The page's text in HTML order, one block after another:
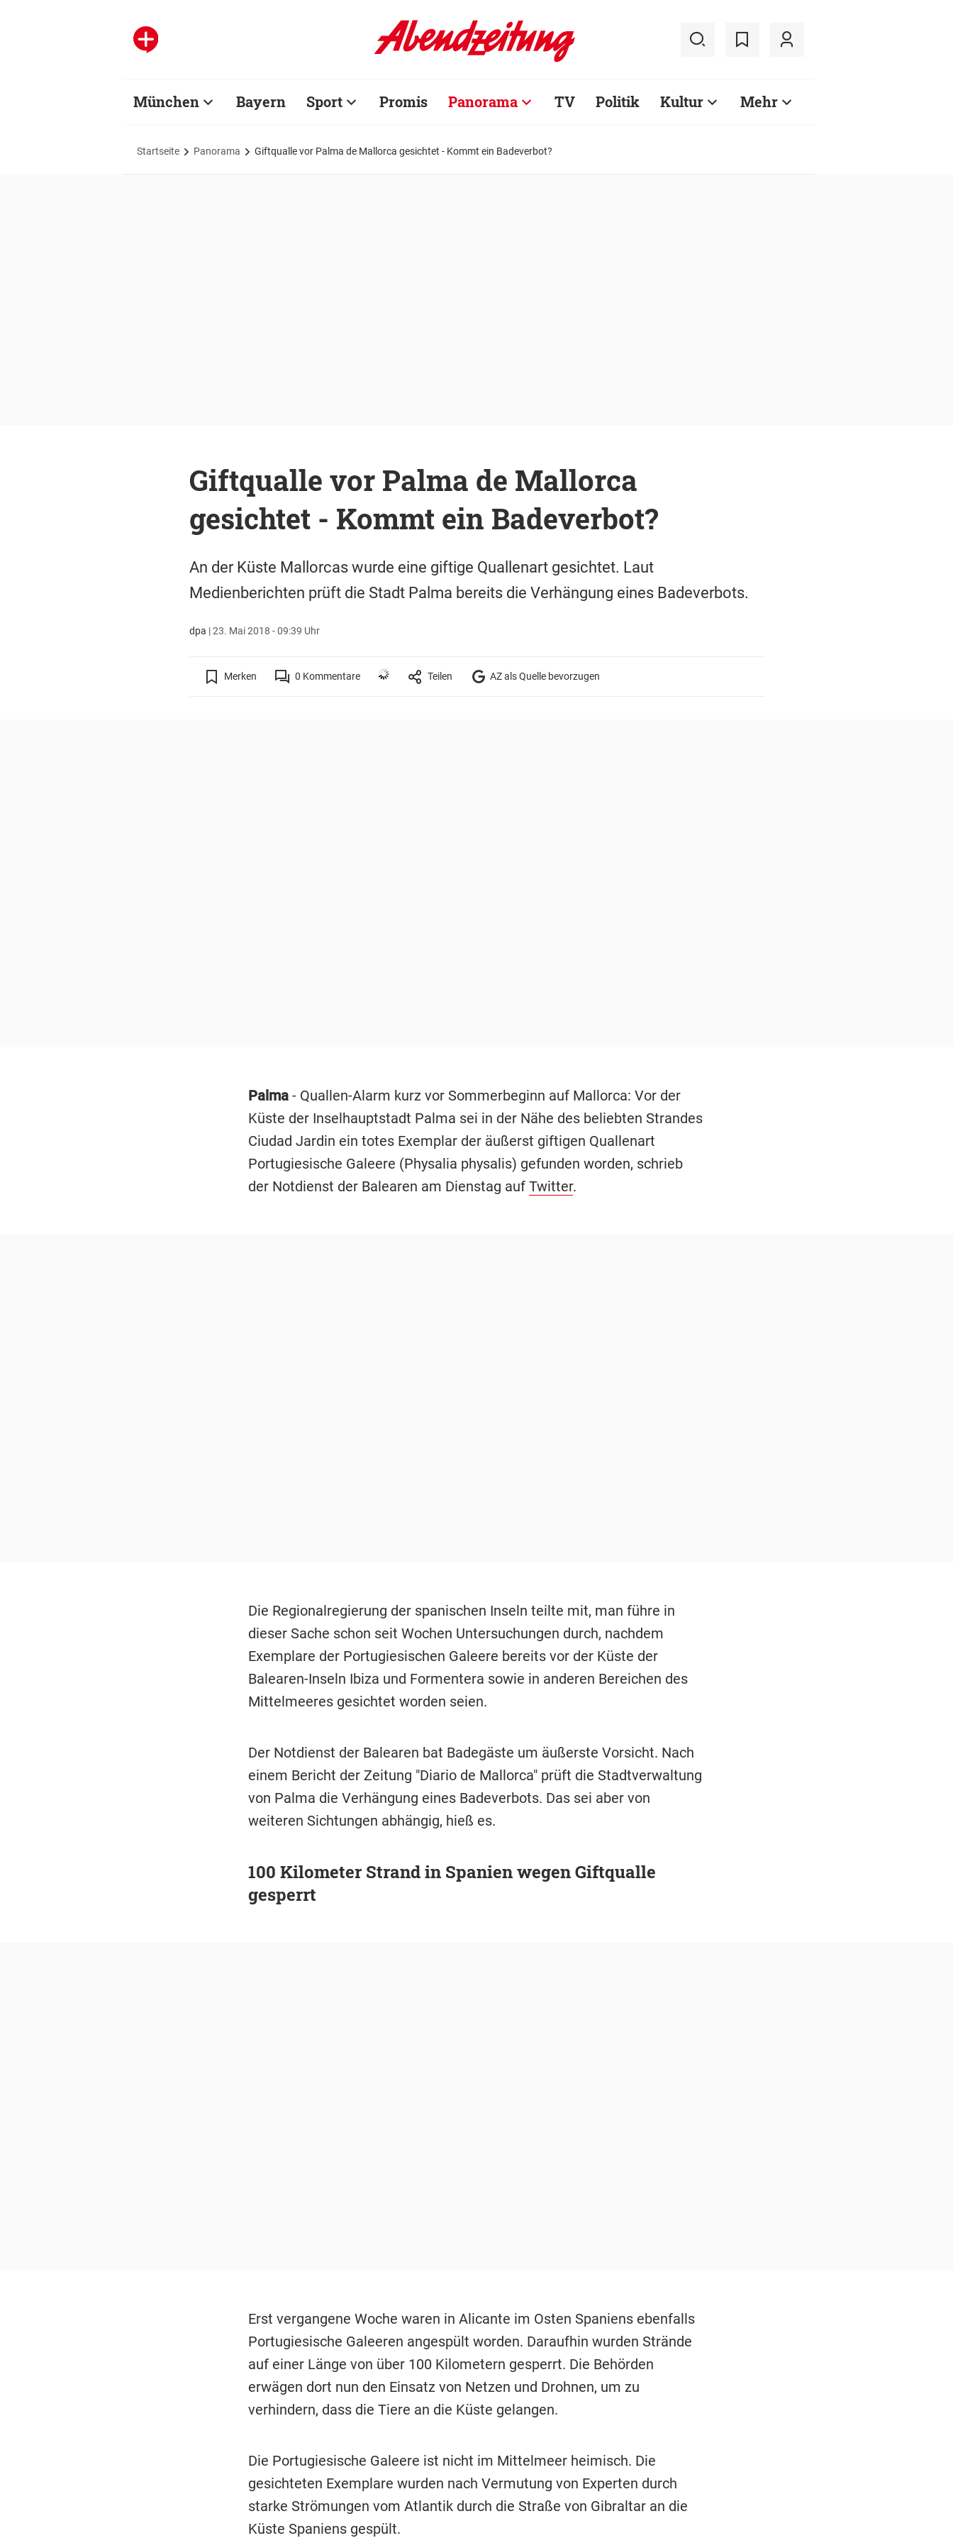
München Bayern Sport Promis Panorama TV Politik Kultur Mehr
Startseite Panorama Giftqualle vor Palma de Mallorca gesichtet - Kommt ein Badeverbot?
Giftqualle vor Palma de Mallorca
gesichtet - Kommt ein Badeverbot?
An der Küste Mallorcas wurde eine giftige Quallenart gesichtet. Laut
Medienberichten prüft die Stadt Palma bereits die Verhängung eines Badeverbots.
dpa |23. Mai 2018 - 09:39 Uhr
Merken 0 Kommentare Teilen AZ als Quelle bevorzugen
Palma - Quallen-Alarm kurz vor Sommerbeginn auf Mallorca: Vor der
Küste der Inselhauptstadt Palma sei in der Nähe des beliebten Strandes
Ciudad Jardin ein totes Exemplar der äußerst giftigen Quallenart
Portugiesische Galeere (Physalia physalis) gefunden worden, schrieb
der Notdienst der Balearen am Dienstag auf Twitter.
Die Regionalregierung der spanischen Inseln teilte mit, man führe in
dieser Sache schon seit Wochen Untersuchungen durch, nachdem
Exemplare der Portugiesischen Galeere bereits vor der Küste der
Balearen-Inseln Ibiza und Formentera sowie in anderen Bereichen des
Mittelmeeres gesichtet worden seien.
Der Notdienst der Balearen bat Badegäste um äußerste Vorsicht. Nach
einem Bericht der Zeitung "Diario de Mallorca" prüft die Stadtverwaltung
von Palma die Verhängung eines Badeverbots. Das sei aber von
weiteren Sichtungen abhängig, hieß es.
100 Kilometer Strand in Spanien wegen Giftqualle
gesperrt
Erst vergangene Woche waren in Alicante im Osten Spaniens ebenfalls
Portugiesische Galeeren angespült worden. Daraufhin wurden Strände
auf einer Länge von über 100 Kilometern gesperrt. Die Behörden
erwägen dort nun den Einsatz von Netzen und Drohnen, um zu
verhindern, dass die Tiere an die Küste gelangen.
Die Portugiesische Galeere ist nicht im Mittelmeer heimisch. Die
gesichteten Exemplare wurden nach Vermutung von Experten durch
starke Strömungen vom Atlantik durch die Straße von Gibraltar an die
Küste Spaniens gespült.